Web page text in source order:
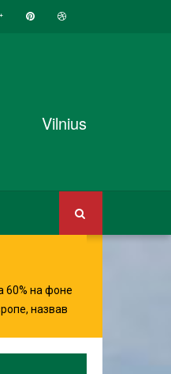
Vilnius
60% на фоне
назвав